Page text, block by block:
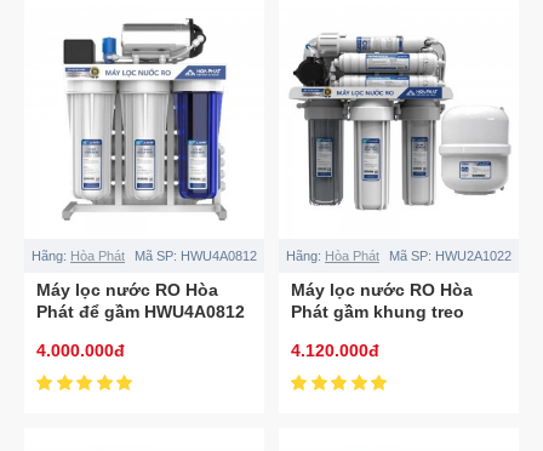
Hãng: Hòa Phát Mã SP: HWU4A0812
Máy lọc nước RO Hòa
Phát để gầm HWU4A0812
4.000.000đ
Hãng: Hòa Phát Mã SP: HWU2A1022
Máy lọc nước RO Hòa
Phát gầm khung treo
4.120.000đ